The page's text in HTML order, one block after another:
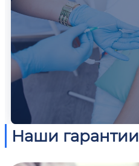
Наши гарантии